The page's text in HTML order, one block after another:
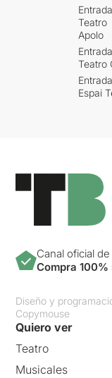
Teatro
Apolo
Teatro
Espai
Canal oficial
Compra 100%
Diseño y
Copymouse
Quiero ver
Teatro
Musicales